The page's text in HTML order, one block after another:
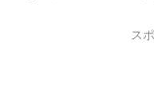
ス